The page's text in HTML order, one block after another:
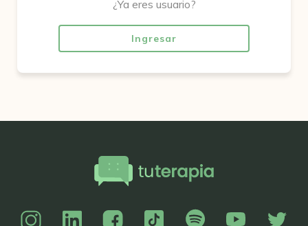
¿Ya eres usuario?
Ingresar